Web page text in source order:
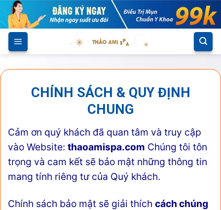
Skip
to
content
CHÍNH SÁCH & QUY ĐỊNH
CHUNG
Cảm ơn quý khách đã quan tâm và truy cập
vào Website: thaoamispa.com Chúng tôi tôn
trọng và cam kết sẽ bảo mật những thông tin
mang tính riêng tư của Quý khách.
Chính sách bảo mật sẽ giải thích cách chúng